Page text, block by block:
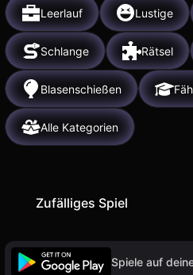
Leerlauf Lustige
Schlange Rätsel
Blasenschießen
Alle Kategorien
Zufälliges Spiel
Spiele auf